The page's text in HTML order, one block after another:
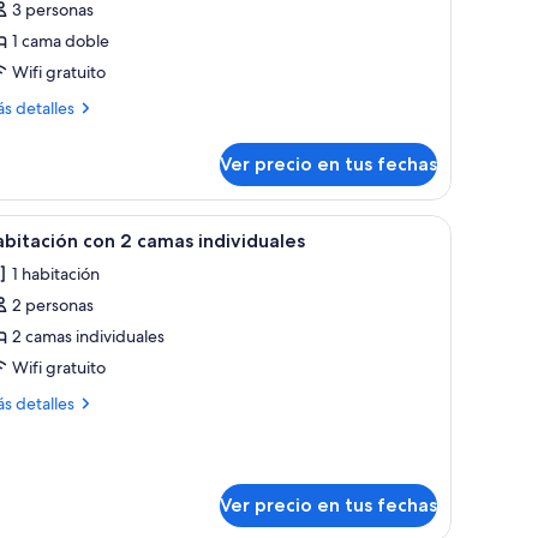
3 personas
1 cama doble
Wifi gratuito
detalles
Ver precio en tus fechas
un sofá gris con cojines coloridos y una obra de arte abstracta
Habitación de hotel con dos camas, una
4 con 2 camas individuales
1 habitación
2 personas
2 camas individuales
Wifi gratuito
detalles
Ver precio en tus fechas